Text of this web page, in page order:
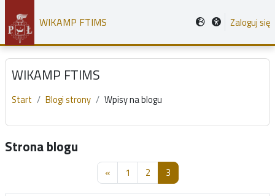
Przejdź do głównej zawartości
WIKAMP FTIMS Zaloguj się
WIKAMP FTIMS
Start Blogi strony Wpisy na blogu
Strona blogu
«Poprzednia strona
1 Strona 1
2Strona 2
3Strona 3